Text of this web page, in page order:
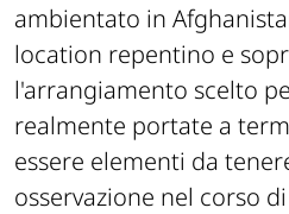
ambientato in
location repentino e
l'arrangiamento scelto
realmente portate a
essere elementi da
osservazione nel corso